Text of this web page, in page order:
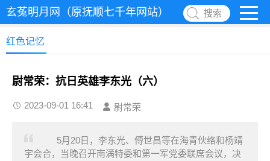
玄菟明月网（原抚顺七千年网站） 搜索
红色记忆
尉常荣：抗日英雄李东光（六）
2023-09-01 16:41 尉常荣
5月20日，李东光、傅世昌等在海青伙络和杨靖
宇会合，当晚召开南满特委和第一军党委联席会议，决